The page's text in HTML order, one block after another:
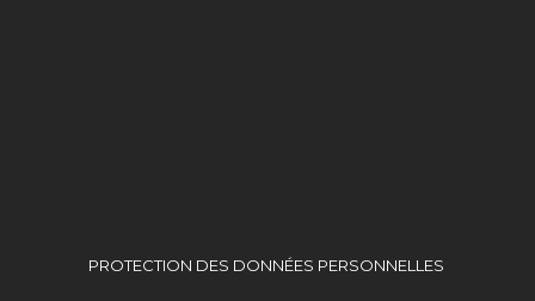
PROTECTION DES DONNÉES PERSONNELLES